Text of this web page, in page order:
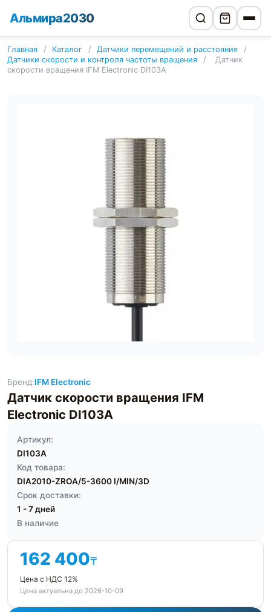
Альмира2030
Главная / Каталог / Датчики перемещений и расстояния
/
Датчики скорости и контроля частоты вращения
/
Датчик
скорости вращения IFM Electronic DI103A
Бренд:IFM Electronic
Датчик скорости вращения IFM
Electronic DI103A
Артикул:
DI103A
Код товара:
DIA2010-ZROA/5-3600 I/MIN/3D
Срок доставки:
1 - 7 дней
В наличие
162 400₸
Цена с НДС 12%
Цена актуальна до 2026-10-09